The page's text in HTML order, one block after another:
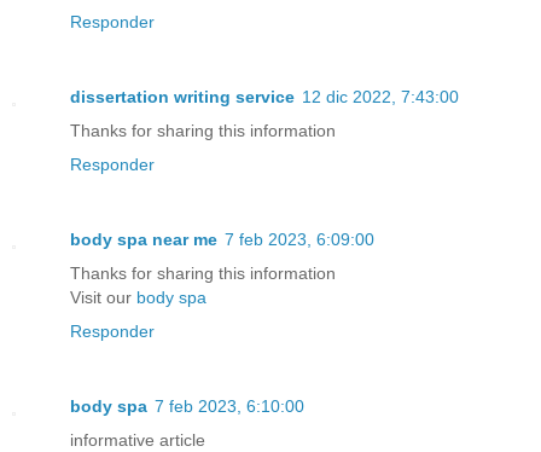
Responder
dissertation writing service 12 dic 2022, 7:43:00
Thanks for sharing this information
Responder
body spa near me 7 feb 2023, 6:09:00
Thanks for sharing this information
Visit our body spa
Responder
body spa 7 feb 2023, 6:10:00
informative article